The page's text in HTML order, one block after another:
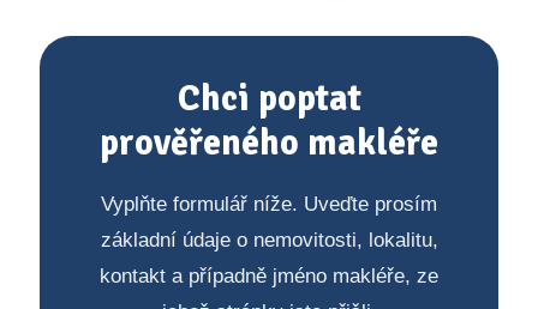
Chci poptat
prověřeného makléře
Vyplňte formulář níže. Uveďte prosím
základní údaje o nemovitosti, lokalitu,
kontakt a případně jméno makléře, ze